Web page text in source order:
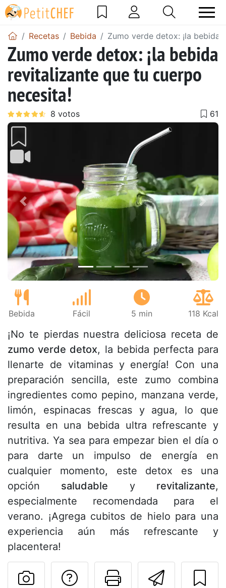
Recetas Bebida Zumo verde detox: ¡la
Zumo verde detox: ¡la bebida
revitalizante que tu cuerpo
necesita!
Anterior
Bebida Fácil 5 min 118 Kcal
¡No te pierdas nuestra deliciosa receta de
zumo verde detox, la bebida perfecta para
llenarte de vitaminas y energía! Con una
preparación sencilla, este zumo combina
ingredientes como pepino, manzana verde,
limón, espinacas frescas y agua, lo que
resulta en una bebida ultra refrescante y
nutritiva. Ya sea para empezar bien el día o
para darte un impulso de energía en
cualquier momento, este detox es una
opción saludable y revitalizante,
especialmente recomendada para el
verano. ¡Agrega cubitos de hielo para una
experiencia aún más refrescante y
placentera!
Imprimir
Preguntar al autor